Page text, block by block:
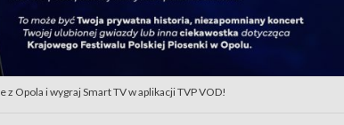
Opola i wygraj Smart TV w aplikacji TVP VOD!